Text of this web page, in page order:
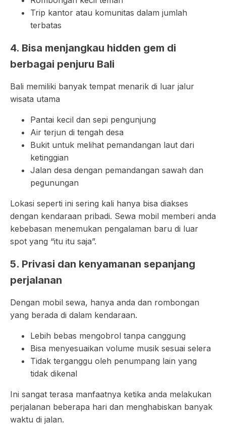
Trip kantor atau komunitas dalam jumlah
terbatas
4. Bisa menjangkau hidden gem di
berbagai penjuru Bali
Bali memiliki banyak tempat menarik di luar jalur
wisata utama
Pantai kecil dan sepi pengunjung
Air terjun di tengah desa
Bukit untuk melihat pemandangan laut dari
ketinggian
Jalan desa dengan pemandangan sawah dan
pegunungan
Lokasi seperti ini sering kali hanya bisa diakses
dengan kendaraan pribadi. Sewa mobil memberi anda
kebebasan menemukan pengalaman baru di luar
spot yang “itu itu saja”.
5. Privasi dan kenyamanan sepanjang
perjalanan
Dengan mobil sewa, hanya anda dan rombongan
yang berada di dalam kendaraan.
Lebih bebas mengobrol tanpa canggung
Bisa menyesuaikan volume musik sesuai selera
Tidak terganggu oleh penumpang lain yang
tidak dikenal
Ini sangat terasa manfaatnya ketika anda melakukan
perjalanan beberapa hari dan menghabiskan banyak
waktu di jalan.